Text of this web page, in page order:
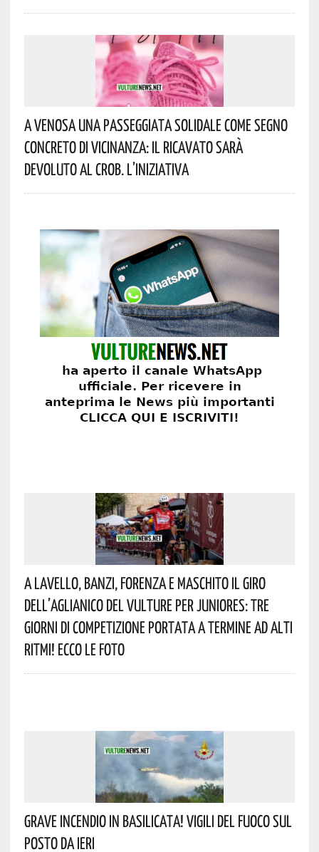
A Venosa Una Passeggiata Solidale Come Segno
Concreto Di Vicinanza: Il Ricavato Sarà
Devoluto Al CROB. L’iniziativa
A Lavello, Banzi, Forenza E Maschito Il Giro
Dell’Aglianico Del Vulture Per Juniores: Tre
Giorni Di Competizione Portata A Termine Ad Alti
Ritmi! Ecco Le Foto
Grave Incendio In Basilicata! Vigili Del Fuoco Sul
Posto Da Ieri